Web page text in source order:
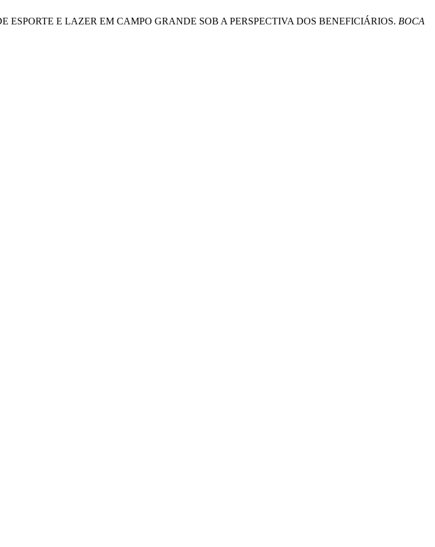
ESPORTE E LAZER EM CAMPO GRANDE SOB A PERSPECTIVA DOS BENEFICIÁRIOS. BOCA